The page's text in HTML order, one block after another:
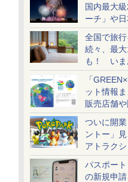
国内最大
ーチ」や日
ど大型イ
全国で旅
続々、最
も！ いま
め
「
ット情報
販売店舗や
ケットも
ついに開
ントー」
アトラクシ
配・来場
パスポート
の新規申